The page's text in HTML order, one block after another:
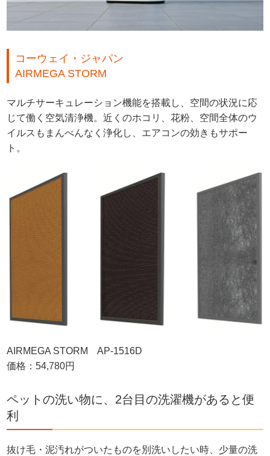
コーウェイ・ジャパン
AIRMEGA STORM
マルチサーキュレーション機能を搭載し、空間の状況に応
じて働く空気清浄機。近くのホコリ、花粉、空間全体のウ
イルスもまんべんなく浄化し、エアコンの効きもサポー
ト。
AIRMEGA STORM AP-1516D
価格：54,780円
ペットの洗い物に、2台目の洗濯機があると便
利
抜け毛・泥汚れがついたものを別洗いしたい時、少量の洗